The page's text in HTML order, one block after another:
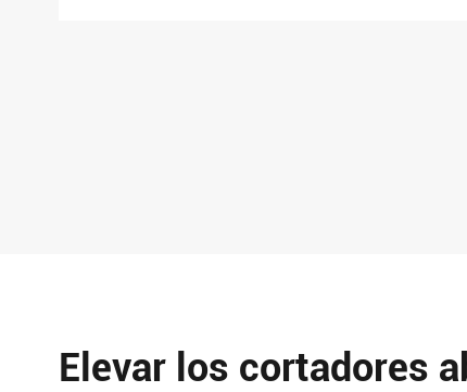
Elevar los cortadores